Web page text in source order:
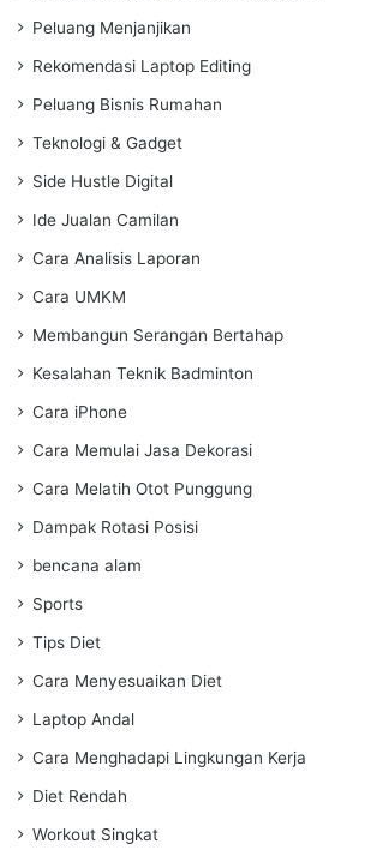
Peluang Menjanjikan
Rekomendasi Laptop Editing
Peluang Bisnis Rumahan
Teknologi & Gadget
Side Hustle Digital
Ide Jualan Camilan
Cara Analisis Laporan
Cara UMKM
Membangun Serangan Bertahap
Kesalahan Teknik Badminton
Cara iPhone
Cara Memulai Jasa Dekorasi
Cara Melatih Otot Punggung
Dampak Rotasi Posisi
bencana alam
Sports
Tips Diet
Cara Menyesuaikan Diet
Laptop Andal
Cara Menghadapi Lingkungan Kerja
Diet Rendah
Workout Singkat